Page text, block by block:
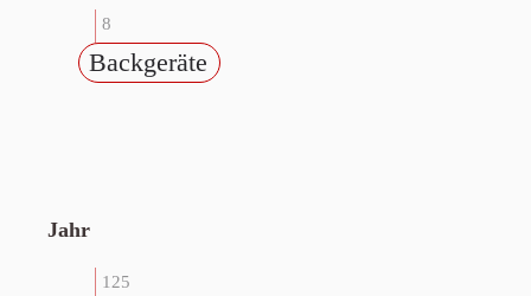
8
Backgeräte
Jahr
125